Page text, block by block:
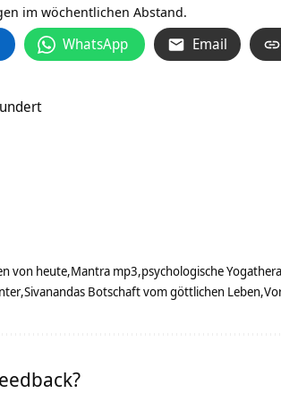
im wöchentlichen Abstand.
WhatsApp Email
von heute Mantra mp3 psychologische
Sivanandas Botschaft vom göttlichen Leben